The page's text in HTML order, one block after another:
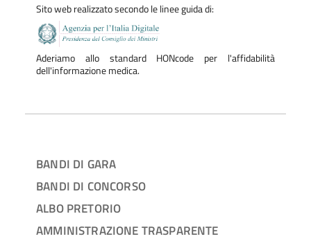
Sito web realizzato secondo le linee guida di:
Aderiamo allo standard HONcode per l'affidabilità
dell'informazione medica.
BANDI DI GARA
BANDI DI CONCORSO
ALBO PRETORIO
AMMINISTRAZIONE TRASPARENTE